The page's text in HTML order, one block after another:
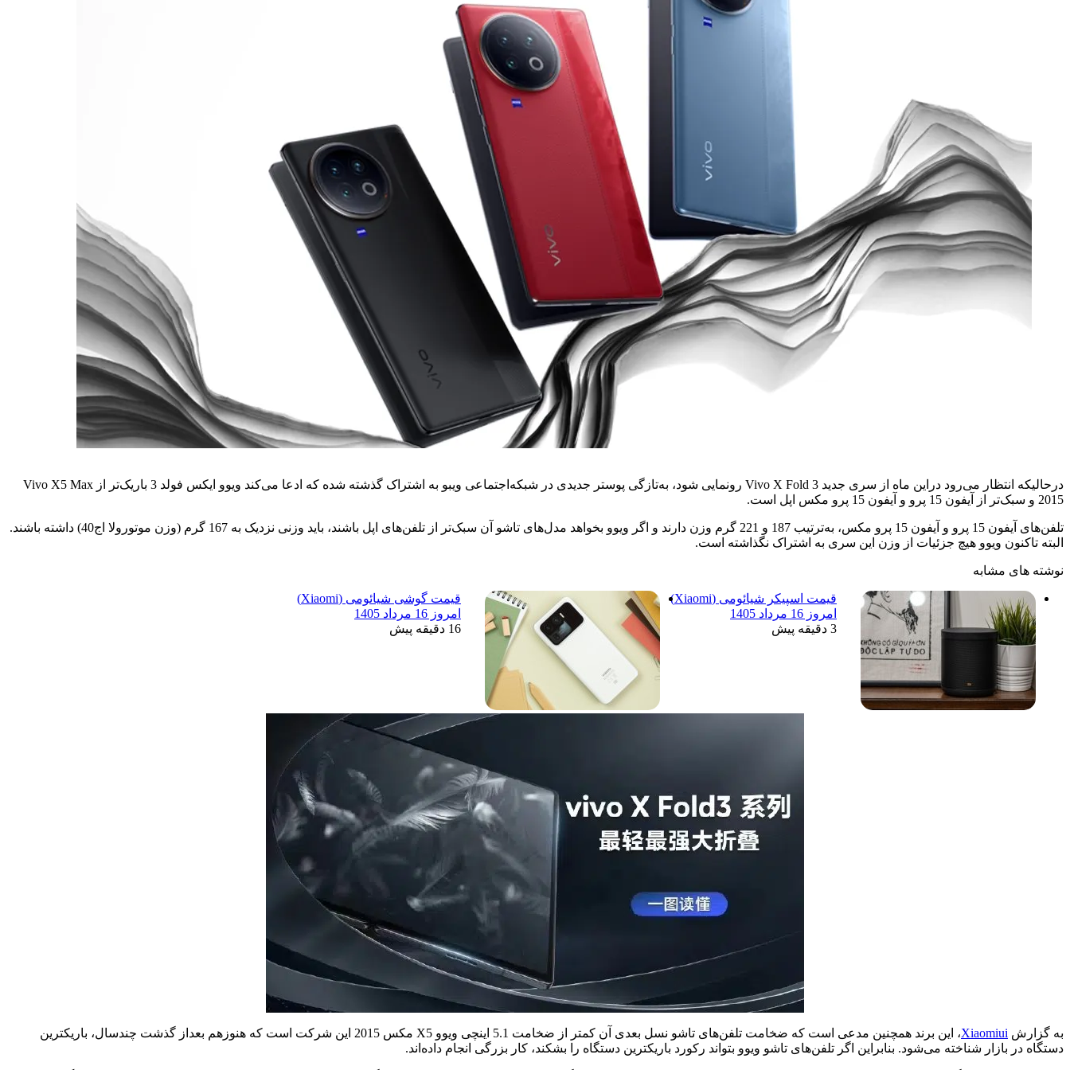
درحالیکه انتظار می‌رود دراین ماه از سری جدید Vivo X Fold 3 رونمایی شود، به‌تازگی پوستر جدیدی در شبکه‌اجتماعی ویبو به اشتراک گذشته شده که ادعا می‌کند ویوو ایکس فولد 3 باریک‌تر از Vivo X5 Max
2015 و سبک‌تر از آیفون 15 پرو و آیفون 15 پرو مکس اپل است.
تلفن‌های آیفون 15 پرو و آیفون 15 پرو مکس، به‌ترتیب 187 و 221 گرم وزن دارند و اگر ویوو بخواهد مدل‌های تاشو آن سبک‌تر از تلفن‌های اپل باشند، باید وزنی نزدیک به 167 گرم (وزن موتورولا اج40) داشته باشند.
البته تاکنون ویوو هیچ جزئیات از وزن این سری به اشتراک نگذاشته است.
نوشته های مشابه
قیمت اسپیکر شیائومی (Xiaomi)
امروز 16 مرداد 1405
3 دقیقه پیش
قیمت گوشی شیائومی (Xiaomi)
امروز 16 مرداد 1405
16 دقیقه پیش
به گزارش Xiaomiui
، این برند همچنین مدعی است که ضخامت تلفن‌های تاشو نسل بعدی آن کمتر از ضخامت 5.1 اینچی ویوو X5 مکس 2015 این شرکت است که هنوزهم بعداز گذشت چندسال، باریکترین
دستگاه در بازار شناخته می‌شود. بنابراین اگر تلفن‌های تاشو ویوو بتواند رکورد باریکترین دستگاه را بشکند، کار بزرگی انجام داده‌اند.